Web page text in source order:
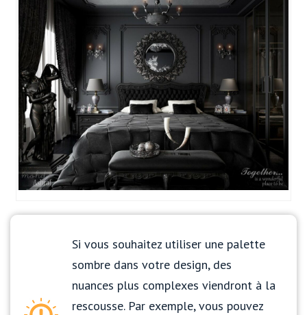
Si vous souhaitez utiliser une palette
sombre dans votre design, des
nuances plus complexes viendront à la
rescousse. Par exemple, vous pouvez